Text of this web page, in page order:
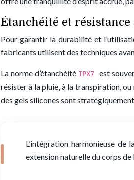
Étanchéité et résistance
Pour garantir la durabilité et
fabricants utilisent des techniques
La norme d’étanchéité IPX7 est
résister à la pluie, à la transpiration,
des gels silicones sont
L’intégration harmonieuse
extension naturelle du corps de